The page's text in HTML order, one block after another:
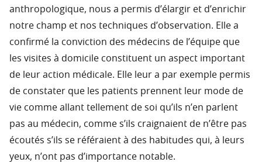
anthropologique, nous a permis d’élargir et d’enrichir
notre champ et nos techniques d’observation. Elle a
confirmé la conviction des médecins de l’équipe que
les visites à domicile constituent un aspect important
de leur action médicale. Elle leur a par exemple permis
de constater que les patients prennent leur mode de
vie comme allant tellement de soi qu’ils n’en parlent
pas au médecin, comme s’ils craignaient de n’être pas
écoutés s’ils se référaient à des habitudes qui, à leurs
yeux, n’ont pas d’importance notable.